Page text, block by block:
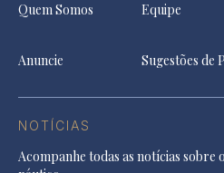
Quem Somos Equipe
Anuncie
Sugestões de
NOTÍCIAS
Acompanhe todas as notícias sobre